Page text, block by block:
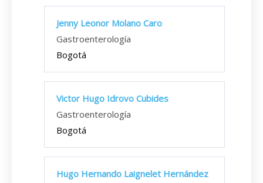
Jenny Leonor Molano Caro
Gastroenterología
Bogotá
Victor Hugo Idrovo Cubides
Gastroenterología
Bogotá
Hugo Hernando Laignelet Hernández